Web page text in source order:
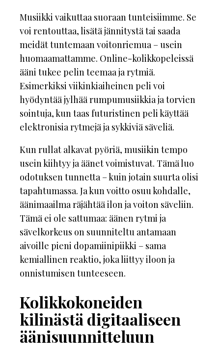
Musiikki vaikuttaa suoraan tunteisiimme. Se
voi rentouttaa, lisätä jännitystä tai saada
meidät tuntemaan voitonriemua – usein
huomaamattamme. Online-kolikkopeleissä
ääni tukee pelin teemaa ja rytmiä.
Esimerkiksi viikinkiaiheinen peli voi
hyödyntää jylhää rumpumusiikkia ja torvien
sointuja, kun taas futuristinen peli käyttää
elektronisia rytmejä ja sykkiviä säveliä.
Kun rullat alkavat pyöriä, musiikin tempo
usein kiihtyy ja äänet voimistuvat. Tämä luo
odotuksen tunnetta – kuin jotain suurta olisi
tapahtumassa. Ja kun voitto osuu kohdalle,
äänimaailma räjähtää ilon ja voiton säveliin.
Tämä ei ole sattumaa: äänen rytmi ja
sävelkorkeus on suunniteltu antamaan
aivoille pieni dopamiinipiikki – sama
kemiallinen reaktio, joka liittyy iloon ja
onnistumisen tunteeseen.
Kolikkokoneiden
kilinästä digitaaliseen
äänisuunnitteluun